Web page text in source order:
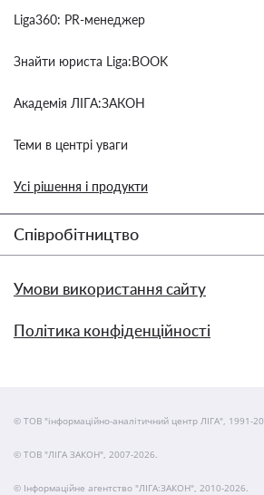
Liga360: PR-менеджер
Знайти юриста Liga:BOOK
Академія ЛІГА:ЗАКОН
Теми в центрі уваги
Усі рішення і продукти
Співробітництво
Умови використання сайту
Політика конфіденційності
© ТОВ "інформаційно-аналітичний центр ЛІГА", 1991-
© ТОВ "ЛІГА ЗАКОН", 2007-2026.
© Інформаційне агентство "ЛІГА:ЗАКОН", 2010-2026.